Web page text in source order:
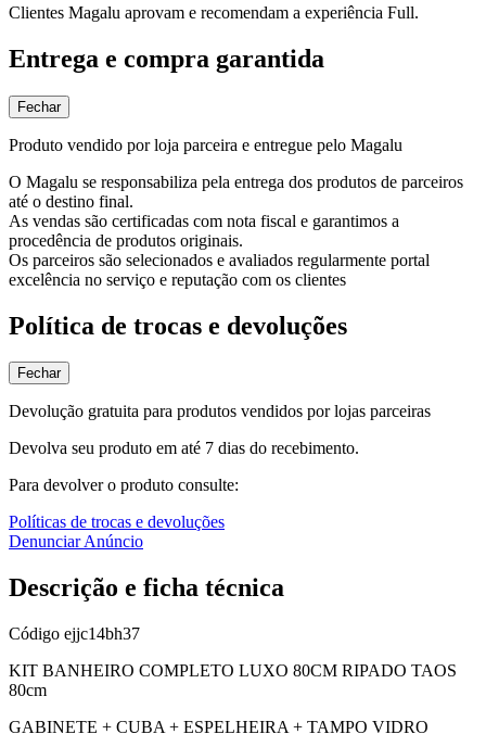
Clientes Magalu aprovam e recomendam a experiência Full.
Entrega e compra garantida
Fechar
Produto vendido por loja parceira e entregue pelo Magalu
O Magalu se responsabiliza pela entrega dos produtos de parceiros
até o destino final.
As vendas são certificadas com nota fiscal e garantimos a
procedência de produtos originais.
Os parceiros são selecionados e avaliados regularmente portal
excelência no serviço e reputação com os clientes
Política de trocas e devoluções
Fechar
Devolução gratuita para produtos vendidos por lojas parceiras
Devolva seu produto em até 7 dias do recebimento.
Para devolver o produto consulte:
Políticas de trocas e devoluções
Denunciar Anúncio
Descrição e ficha técnica
Código ejjc14bh37
KIT BANHEIRO COMPLETO LUXO 80CM RIPADO TAOS
80cm
GABINETE + CUBA + ESPELHEIRA + TAMPO VIDRO